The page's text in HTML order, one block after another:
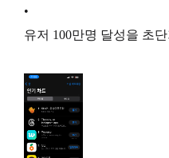
•
유저 100만명 달성을 초